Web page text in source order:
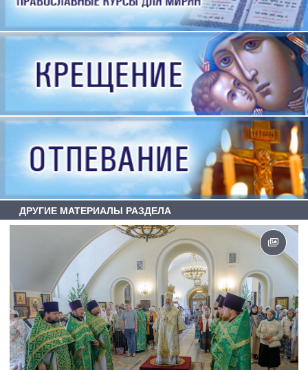
ДРУГИЕ МАТЕРИАЛЫ РАЗДЕЛА